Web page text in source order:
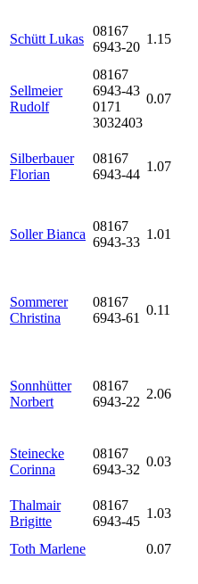
Schütt Lukas
08167
6943-20
1.15
Sellmeier
Rudolf
08167
6943-43
0171
3032403
0.07
Silberbauer
Florian
08167
6943-44
1.07
Soller Bianca
08167
6943-33
1.01
Sommerer
Christina
08167
6943-61
0.11
Sonnhütter
Norbert
08167
6943-22
2.06
Steinecke
Corinna
08167
6943-32
0.03
Thalmair
Brigitte
08167
6943-45
1.03
Toth Marlene
0.07